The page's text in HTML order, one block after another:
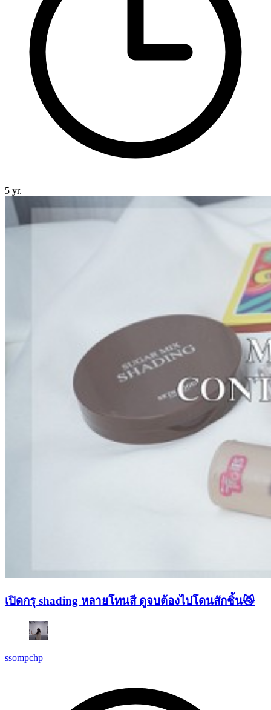
5 yr.
เปิดกรุ shading หลายโทนสี ดูจบต้องไปโดนสักชิ้น😼
ssompchp